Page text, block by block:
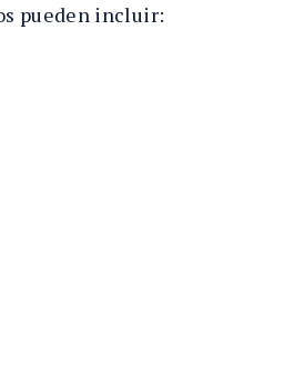
pueden incluir: